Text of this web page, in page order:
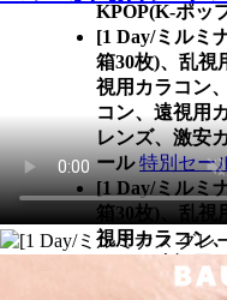
KPOP(K-ポッ
[1 Day/ミルミ
箱30枚)、乱視
視用カラコン
コン、遠視用
レンズ、激安
ール 特別セー
[1 Day/ミルミ
箱30枚)、乱視
視用カラコン
コン、遠視用
レンズ、激安